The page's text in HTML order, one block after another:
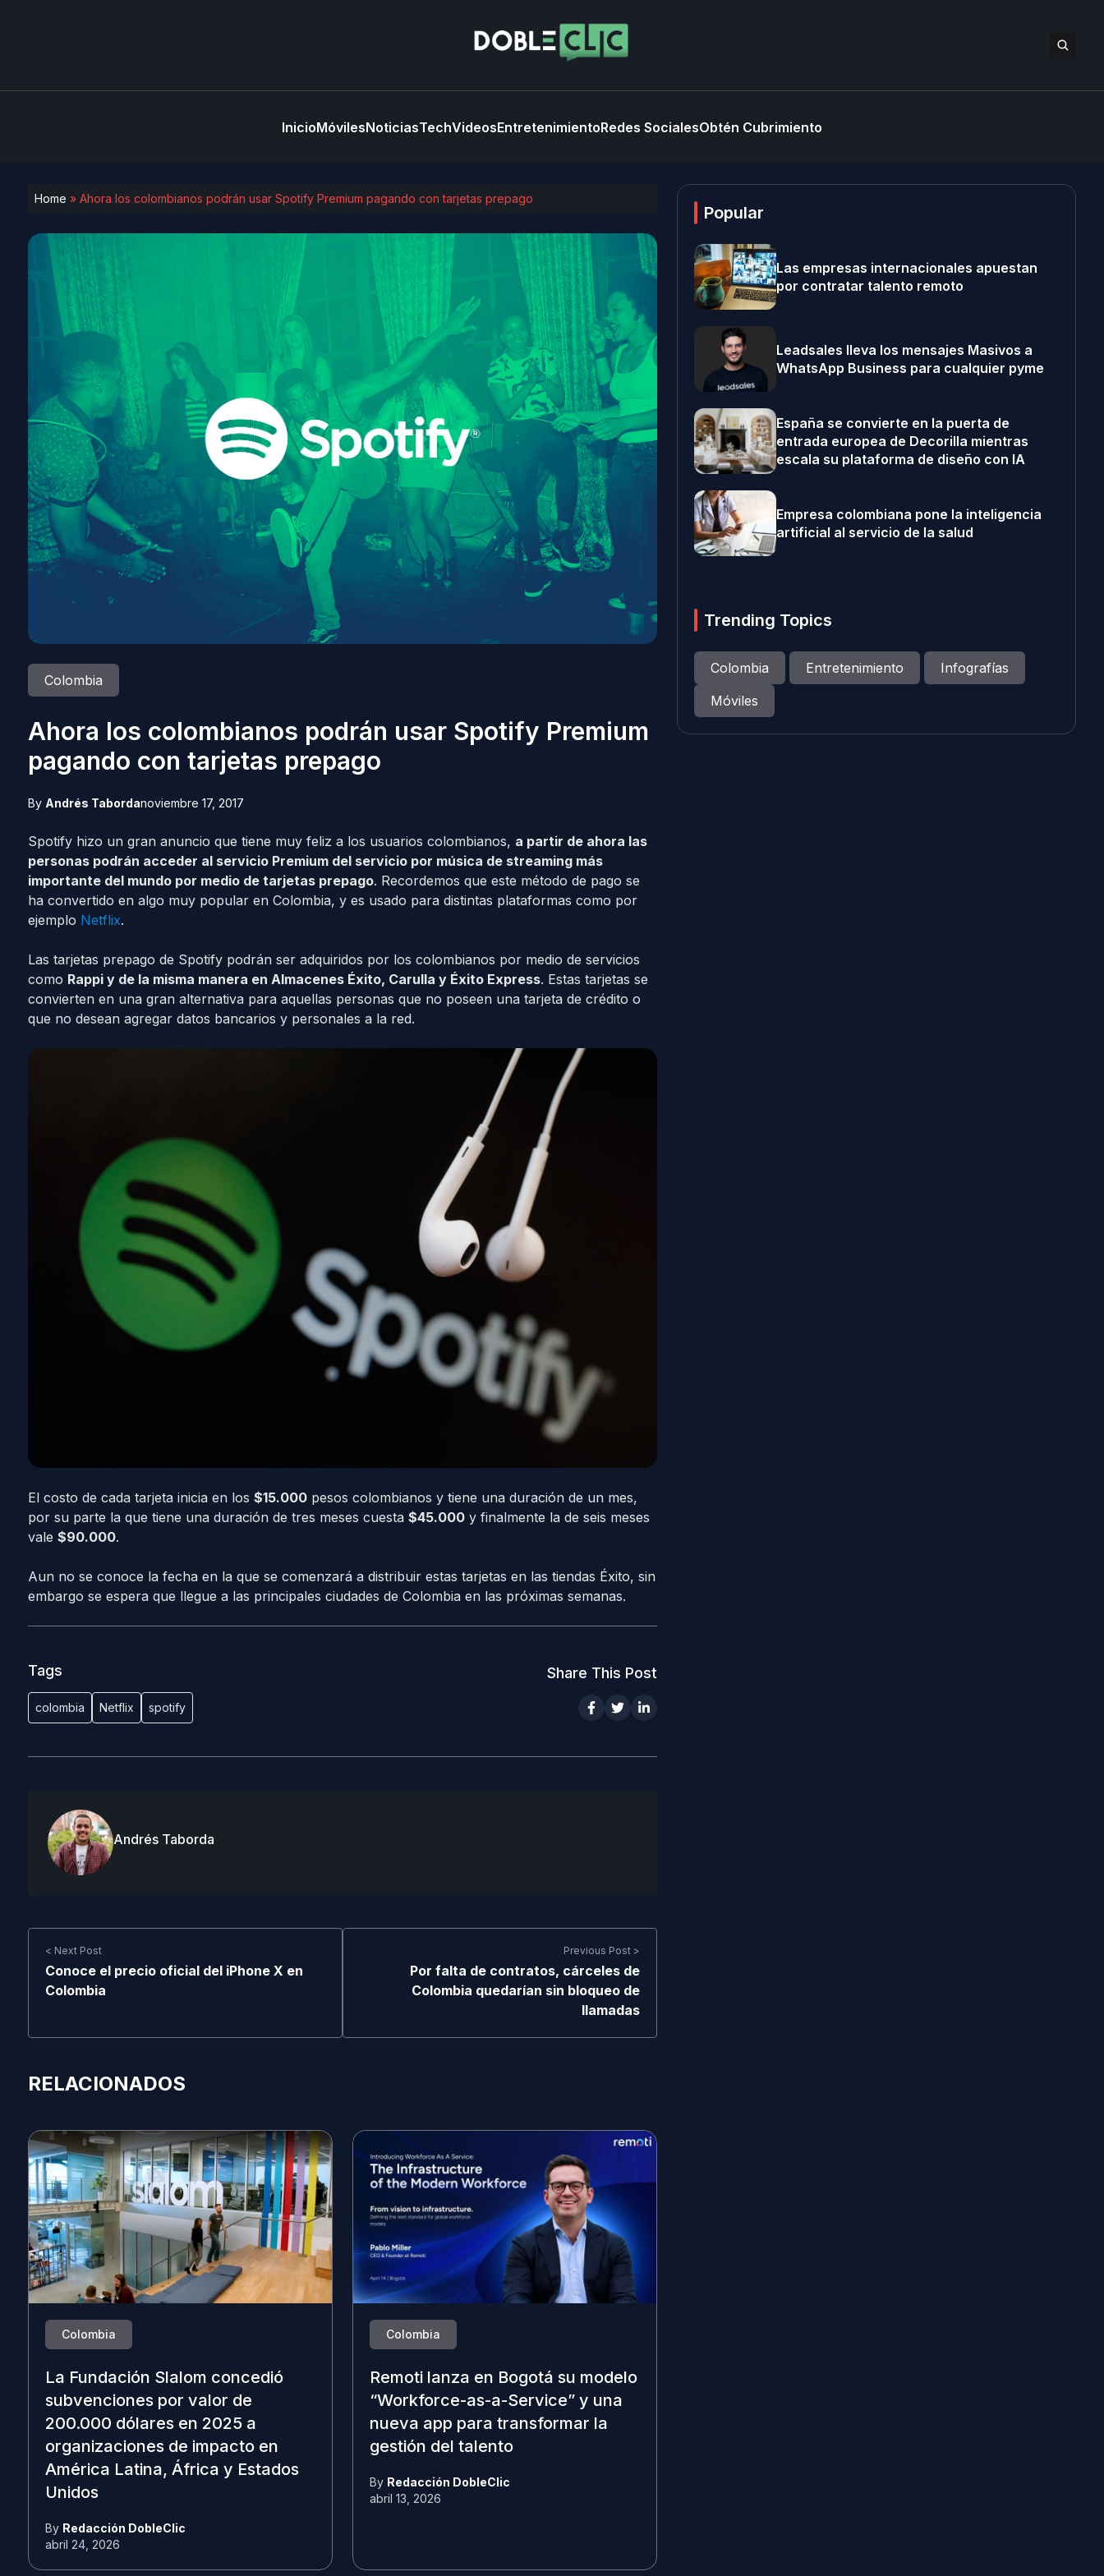
InicioMóvilesNoticiasTechVideosEntretenimientoRedes SocialesObtén Cubrimiento
Home » Ahora los colombianos podrán usar Spotify Premium pagando con tarjetas prepago
Colombia
Ahora los colombianos podrán usar Spotify Premium
pagando con tarjetas prepago
By Andrés Tabordanoviembre 17, 2017
Spotify hizo un gran anuncio que tiene muy feliz a los usuarios colombianos, a partir de ahora las
personas podrán acceder al servicio Premium del servicio por música de streaming más
importante del mundo por medio de tarjetas prepago. Recordemos que este método de pago se
ha convertido en algo muy popular en Colombia, y es usado para distintas plataformas como por
ejemplo Netflix.
Las tarjetas prepago de Spotify podrán ser adquiridos por los colombianos por medio de servicios
como Rappi y de la misma manera en Almacenes Éxito, Carulla y Éxito Express. Estas tarjetas se
convierten en una gran alternativa para aquellas personas que no poseen una tarjeta de crédito o
que no desean agregar datos bancarios y personales a la red.
El costo de cada tarjeta inicia en los $15.000pesos colombianos y tiene una duración de un mes,
por su parte la que tiene una duración de tres meses cuesta $45.000y finalmente la de seis meses
vale $90.000.
Aun no se conoce la fecha en la que se comenzará a distribuir estas tarjetas en las tiendas Éxito, sin
embargo se espera que llegue a las principales ciudades de Colombia en las próximas semanas.
Tags
colombia Netflix spotify
Share This Post
Andrés Taborda
< Next Post
Conoce el precio oficial del iPhone X en
Colombia
Previous Post >
Por falta de contratos, cárceles de
Colombia quedarían sin bloqueo de
llamadas
RELACIONADOS
Colombia
La Fundación Slalom concedió
subvenciones por valor de
200.000 dólares en 2025 a
organizaciones de impacto en
América Latina, África y Estados
Unidos
By Redacción DobleClic
abril 24, 2026
Colombia
Remoti lanza en Bogotá su modelo
“Workforce-as-a-Service” y una
nueva app para transformar la
gestión del talento
By Redacción DobleClic
abril 13, 2026
Popular
Las empresas internacionales apuestan
por contratar talento remoto
Leadsales lleva los mensajes Masivos a
WhatsApp Business para cualquier pyme
España se convierte en la puerta de
entrada europea de Decorilla mientras
escala su plataforma de diseño con IA
Empresa colombiana pone la inteligencia
artificial al servicio de la salud
Trending Topics
Colombia Entretenimiento
Infografías
Móviles